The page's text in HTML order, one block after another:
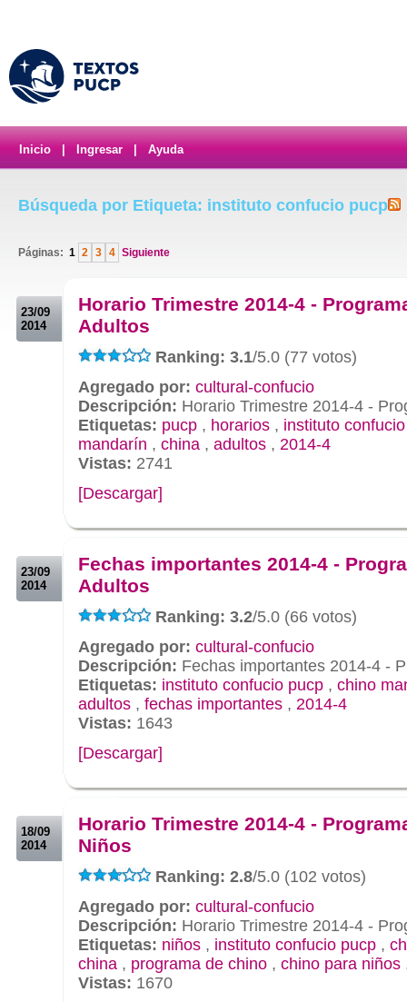
Inicio Ingresar Ayuda
Búsqueda por Etiqueta: instituto confucio pucp
Páginas: 1 2 3 4 Siguiente
23/09
2014
Horario Trimestre 2014-4 -
Adultos
Ranking: 3.1/5.0 (77 votos)
Agregado por: cultural-confucio
Descripción: Horario Trimestre 2014-4 -
Etiquetas: pucp , horarios , instituto
mandarín , china , adultos , 2014-4
Vistas: 2741
[Descargar]
23/09
2014
Fechas importantes 2014-4 -
Adultos
Ranking: 3.2/5.0 (66 votos)
Agregado por: cultural-confucio
Descripción: Fechas importantes 2014-4 -
Etiquetas: instituto confucio pucp , chino
adultos , fechas importantes , 2014-4
Vistas: 1643
[Descargar]
18/09
2014
Horario Trimestre 2014-4 -
Niños
Ranking: 2.8/5.0 (102 votos)
Agregado por: cultural-confucio
Descripción: Horario Trimestre 2014-4 -
Etiquetas: niños , instituto confucio pucp ,
china , programa de chino , chino para niños
Vistas: 1670